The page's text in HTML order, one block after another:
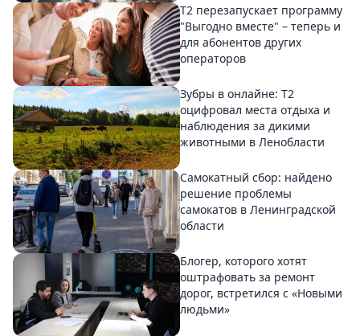
Т2 перезапускает программу
"Выгодно вместе" – теперь и
для абонентов других
операторов
Зубры в онлайне: Т2
оцифровал места отдыха и
наблюдения за дикими
животными в Ленобласти
Самокатный сбор: найдено
решение проблемы
самокатов в Ленинградской
области
Блогер, которого хотят
оштрафовать за ремонт
дорог, встретился с «Новыми
людьми»